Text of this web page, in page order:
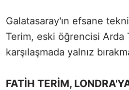
Galatasaray'ın efsane
Terim, eski öğrencisi Arda
karşılaşmada yalnız
FATİH TERİM,